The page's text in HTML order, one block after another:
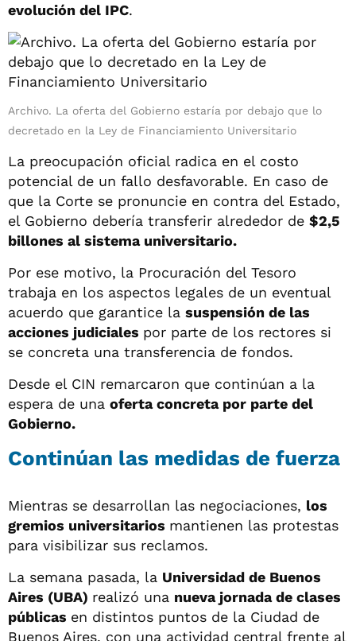
evolución del IPC.
Archivo. La oferta del Gobierno estaría por debajo que lo
decretado en la Ley de Financiamiento Universitario
La preocupación oficial radica en el costo
potencial de un fallo desfavorable. En caso de
que la Corte se pronuncie en contra del Estado,
el Gobierno debería transferir alrededor de $2,5
billones al sistema universitario.
Por ese motivo, la Procuración del Tesoro
trabaja en los aspectos legales de un eventual
acuerdo que garantice la suspensión de las
acciones judiciales por parte de los rectores si
se concreta una transferencia de fondos.
Desde el CIN remarcaron que continúan a la
espera de una oferta concreta por parte del
Gobierno.
Continúan las medidas de fuerza
Mientras se desarrollan las negociaciones, los
gremios universitarios mantienen las protestas
para visibilizar sus reclamos.
La semana pasada, la Universidad de Buenos
Aires (UBA) realizó una nueva jornada de clases
públicas en distintos puntos de la Ciudad de
Buenos Aires, con una actividad central frente al